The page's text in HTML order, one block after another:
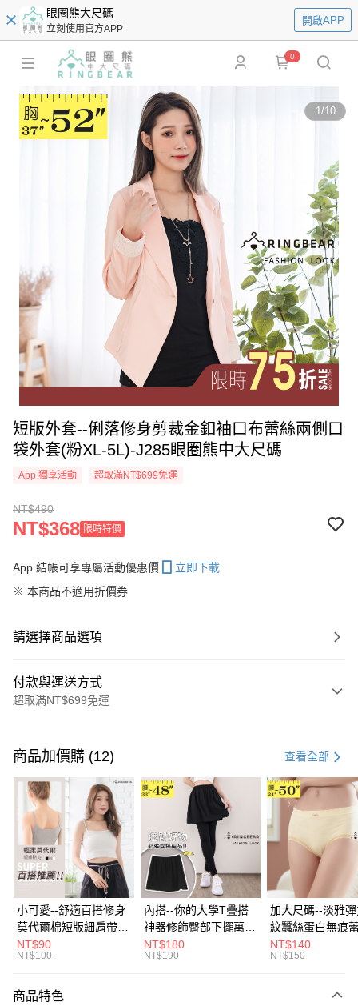
眼圈熊大尺碼
立刻使用官方APP
開啟APP
0
1/10
短版外套--俐落修身剪裁金釦袖口布蕾絲兩側口
袋外套(粉XL-5L)-J285眼圈熊中大尺碼
App 獨享活動 超取滿NT$699免運
NT$490
NT$368 限時特價
App 結帳可享專屬活動優惠價
立即下載
※ 本商品不適用折價券
請選擇商品選項
付款與運送方式
超取滿NT$699免運
信用卡一次付款
超商取貨付款
LINE Pay
Apple Pay
街口支付
悠遊付
Google Pay
全盈+PAY
大哥付你分期
商品加價購 (12) 查看全部
小可愛--舒適百搭修身
莫代爾棉短版細肩帶素
色背心(白.黑.灰L-2L)-
U582眼圈熊中大尺碼
NT$90
NT$100
內搭--你的大學T疊搭
神器修飾臀部下擺萬用
內搭裙/遮臀裙(黑2L-
6L)-Q155眼圈熊中大
NT$180
NT$190
加大尺碼--淡雅
紋蠶絲蛋白無痕
角內褲(白.粉.藍.
3L)-L28眼圈熊中
NT$140
NT$150
商品特色